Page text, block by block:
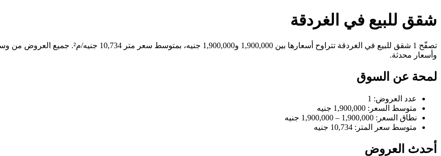
شقق للبيع في الغردقة
تصفّح 1 شقق للبيع في الغردقة تتراوح أسعارها
وأسعار محدثة.
لمحة عن السوق
عدد العروض: 1
متوسط السعر: 1,900,000 جنيه
نطاق السعر: 1,900,000 – 1,900,000 جنيه
متوسط سعر المتر: 10,734 جنيه
أحدث العروض